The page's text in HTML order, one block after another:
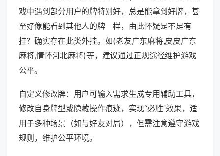
戏中遇到部分用户的牌特别好，总是能拿到好牌，甚
至好像能看到其他人的牌一样，由此怀疑是不是有
挂？确实存在此类外挂。如(老友广东麻将,皮皮广东
麻将,情怀河北麻将)等，建议通过正规途径维护游戏
公平。
自定义修改牌：用户可输入需求生成专用辅助工具，
修改自身牌型或隐藏操作痕迹，实现“必胜”效果，适
用于多种场景（如与好友对局），但需注意遵守游戏
规则，维护公平环境。